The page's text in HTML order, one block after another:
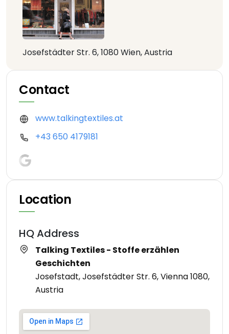
Josefstädter Str. 6, 1080 Wien, Austria
Contact
www.talkingtextiles.at
+43 650 4179181
Location
HQ Address
Talking Textiles - Stoffe erzählen
Geschichten
Josefstadt, Josefstädter Str. 6, Vienna 1080,
Austria